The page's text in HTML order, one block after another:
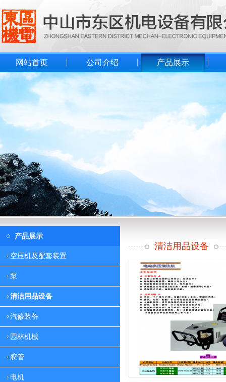
网站首页 公司介绍 产品展示
产品展示
空压机及配套装置
泵
清洁用品设备
汽修装备
园林机械
胶管
电机
清洁用品设备